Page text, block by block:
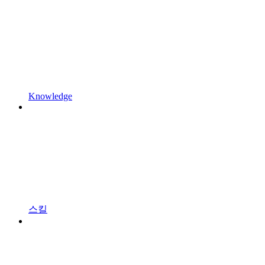
Knowledge
스킬